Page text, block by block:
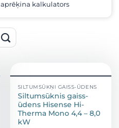
kalkulators
SILTUMSŪKŅI GAISS-ŪDENS
Siltumsūknis gaiss-
ūdens Hisense Hi-
Therma Mono 4,4 – 8,0
kW